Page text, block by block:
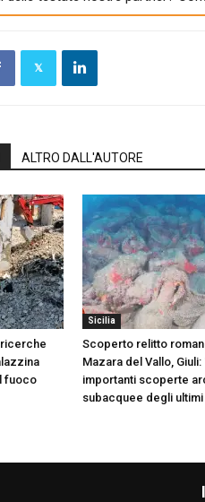
ALTRO DALL'AUTORE
fuoco
Sicilia
Scoperto relitto
Mazara del Vallo, Giuli:
importanti scoperte
subacquee degli ultimi